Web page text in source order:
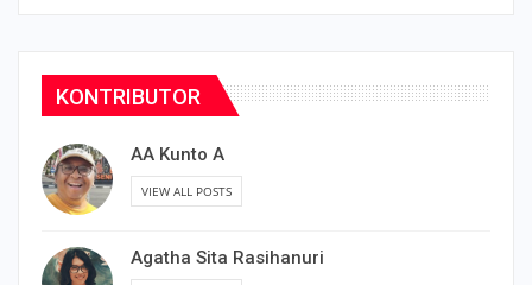
KONTRIBUTOR
AA Kunto A
VIEW ALL POSTS
Agatha Sita Rasihanuri